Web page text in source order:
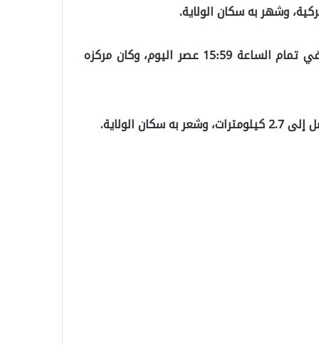
وشهر به سكان الولاية.
ووفقاً لما ترجمه “موقع تركيا عاجل”، فقد وقع الزلزال في تمام الساعة 15:59 عصر اليوم، وكان مركزه